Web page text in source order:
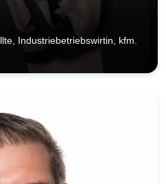
Industriebetriebswirtin, kfm.